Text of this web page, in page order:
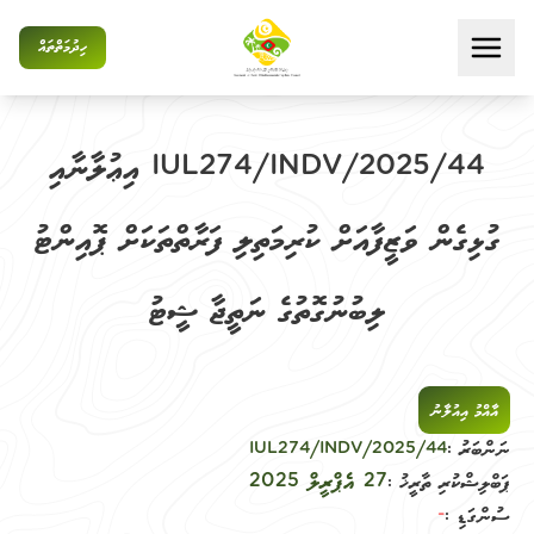
ހިދުމަތްތައް
IUL274/INDV/2025/44 އިޢުލާނާއި
ގުޅިގެން ވަޒީފާއަށް ކުރިމަތިލި ފަރާތްތަކަށް ޕޮއިންޓު
ލިބުނުގޮތުގެ ނަތީޖާ ޝީޓު
އާއްމު އިއުލާނު
ނަންބަރު :IUL274/INDV/2025/44
ޕަބްލިޝްކުރި ތާރީޚު :27 އެޕްރީލް 2025
ސުންގަޑި :-